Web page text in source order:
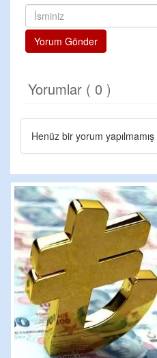
Yorum Gönder
Yorumlar ( 0 )
Henüz bir yorum yapılmamış